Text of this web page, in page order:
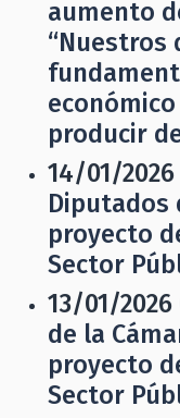
aumento
“Nuestros
producir
14/01/2026
Diputados
proyecto
Sector
13/01/2026
de la
proyecto
Sector